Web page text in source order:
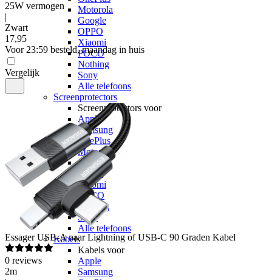
Motorola
Google
OPPO
Xiaomi
POCO
Nothing
Sony
Alle telefoons
Screenprotectors
Screenprotectors voor
Apple
Samsung
OnePlus
Motorola
Google
OPPO
Xiaomi
POCO
Nothing
Sony
Alle telefoons
Kabels
Kabels voor
Apple
Samsung
25W vermogen
|
Zwart
17,95
Voor 23:59 besteld, maandag in huis
Vergelijk
Essager USB-A naar Lightning of USB-C 90 Graden Kabel
0 reviews
2m